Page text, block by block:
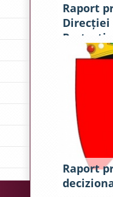
Raport
Direcției
2019 și
în anul
Raport